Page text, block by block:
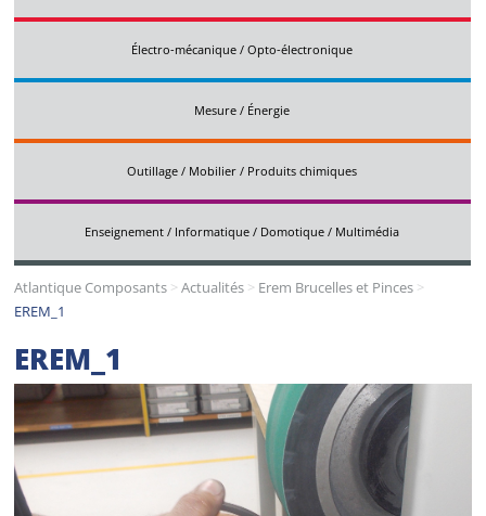
Électro-mécanique / Opto-électronique
Mesure / Énergie
Outillage / Mobilier / Produits chimiques
Enseignement / Informatique / Domotique / Multimédia
Atlantique Composants >Actualités > Erem Brucelles et Pinces >
EREM_1
EREM_1